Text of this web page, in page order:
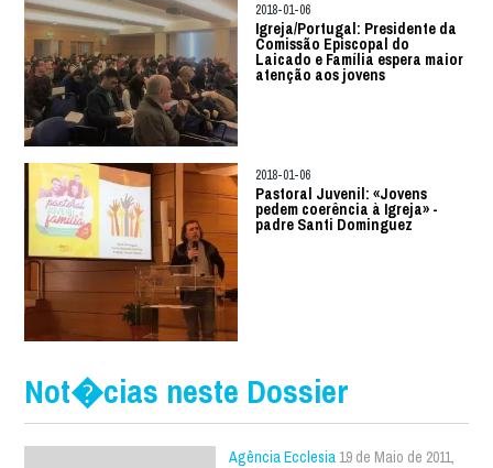
2018-01-06
Igreja/Portugal: Presidente da
Comissão Episcopal do
Laicado e Família espera maior
atenção aos jovens
2018-01-06
Pastoral Juvenil: «Jovens
pedem coerência à Igreja» -
padre Santi Dominguez
Not�cias neste Dossier
Agência Ecclesia 19 de Maio de 2011,